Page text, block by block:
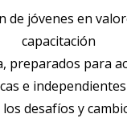
de jóvenes en
capacitación
preparados para
e
desafíos y